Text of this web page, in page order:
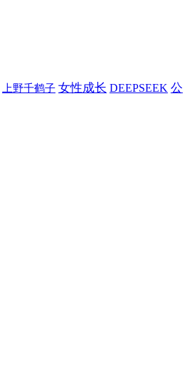
上野千鹤子 女性成长 DEEPSEEK 公